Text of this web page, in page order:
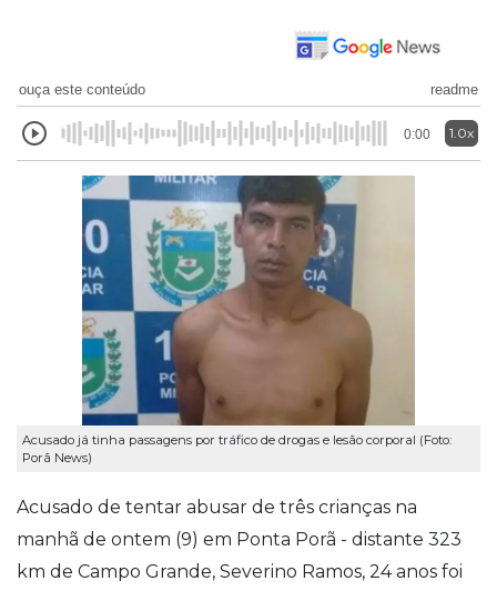
ouça este conteúdo readme
0:00 1.0x
Acusado já tinha passagens por tráfico de drogas e lesão corporal (Foto:
Porã News)
Acusado de tentar abusar de três crianças na
manhã de ontem (9) em Ponta Porã - distante 323
km de Campo Grande, Severino Ramos, 24 anos foi